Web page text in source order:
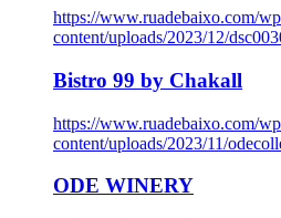
https://www.ruadebaixo.com/
content/uploads/2023/12/
Bistro 99 by Chakall
https://www.ruadebaixo.com/
content/uploads/2023/11/
ODE WINERY